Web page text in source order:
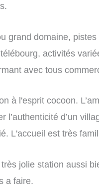
grand domaine,
activités
avec tous
à l'esprit cocoon.
l’authenticité d’un
L'accueil est très
jolie station aussi
a faire.